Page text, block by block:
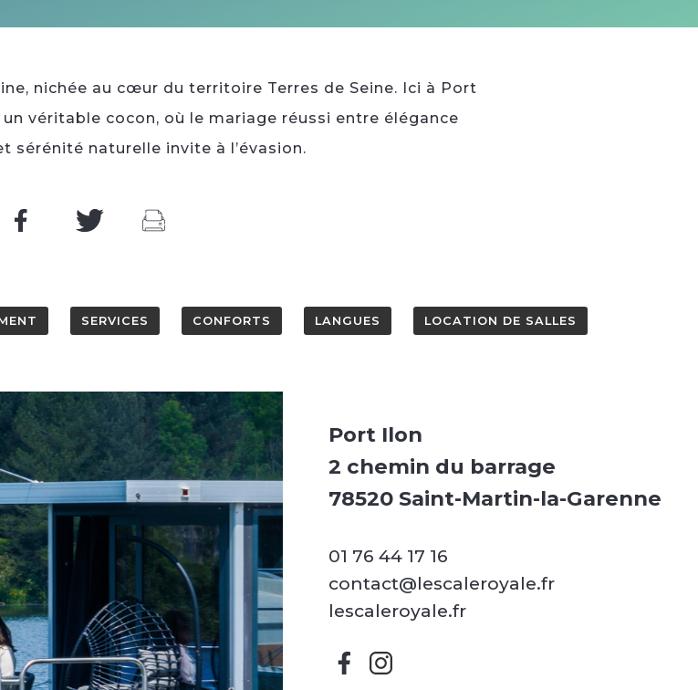
nichée au cœur du territoire Terres de Seine. Ici à Port
véritable cocon, où le mariage réussi entre élégance
sérénité naturelle invite à l’évasion.
SERVICES CONFORTS LANGUES LOCATION DE SALLES
Port Ilon
2 chemin du barrage
78520 Saint-Martin-la-Garenne
01 76 44 17 16
contact@lescaleroyale.fr
lescaleroyale.fr